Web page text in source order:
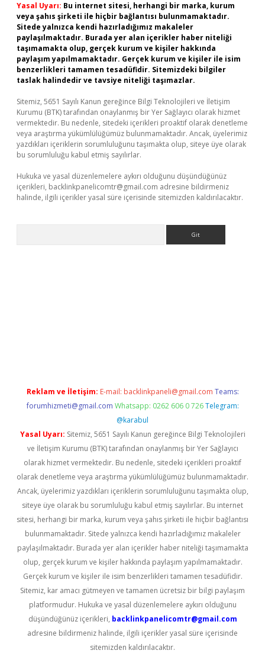
Yasal Uyarı: Bu internet sitesi, herhangi bir marka, kurum
veya şahıs şirketi ile hiçbir bağlantısı bulunmamaktadır.
Sitede yalnızca kendi hazırladığımız makaleler
paylaşılmaktadır. Burada yer alan içerikler haber niteliği
taşımamakta olup, gerçek kurum ve kişiler hakkında
paylaşım yapılmamaktadır. Gerçek kurum ve kişiler ile isim
benzerlikleri tamamen tesadüfidir. Sitemizdeki bilgiler
taslak halindedir ve tavsiye niteliği taşımazlar.
Sitemiz, 5651 Sayılı Kanun gereğince Bilgi Teknolojileri ve İletişim
Kurumu (BTK) tarafından onaylanmış bir Yer Sağlayıcı olarak hizmet
vermektedir. Bu nedenle, sitedeki içerikleri proaktif olarak denetleme
veya araştırma yükümlülüğümüz bulunmamaktadır. Ancak, üyelerimiz
yazdıkları içeriklerin sorumluluğunu taşımakta olup, siteye üye olarak
bu sorumluluğu kabul etmiş sayılırlar.
Hukuka ve yasal düzenlemelere aykırı olduğunu düşündüğünüz
içerikleri, backlinkpanelicomtr@gmail.com adresine bildirmeniz
halinde, ilgili içerikler yasal süre içerisinde sitemizden kaldırılacaktır.
Reklam ve İletişim: E-mail: backlinkpaneli@gmail.com Teams:
forumhizmeti@gmail.com Whatsapp: 0262 606 0 726 Telegram:
@karabul
Yasal Uyarı: Sitemiz, 5651 Sayılı Kanun gereğince Bilgi Teknolojileri
ve İletişim Kurumu (BTK) tarafından onaylanmış bir Yer Sağlayıcı
olarak hizmet vermektedir. Bu nedenle, sitedeki içerikleri proaktif
olarak denetleme veya araştırma yükümlülüğümüz bulunmamaktadır.
Ancak, üyelerimiz yazdıkları içeriklerin sorumluluğunu taşımakta olup,
siteye üye olarak bu sorumluluğu kabul etmiş sayılırlar. Bu internet
sitesi, herhangi bir marka, kurum veya şahıs şirketi ile hiçbir bağlantısı
bulunmamaktadır. Sitede yalnızca kendi hazırladığımız makaleler
paylaşılmaktadır. Burada yer alan içerikler haber niteliği taşımamakta
olup, gerçek kurum ve kişiler hakkında paylaşım yapılmamaktadır.
Gerçek kurum ve kişiler ile isim benzerlikleri tamamen tesadüfidir.
Sitemiz, kar amacı gütmeyen ve tamamen ücretsiz bir bilgi paylaşım
platformudur. Hukuka ve yasal düzenlemelere aykırı olduğunu
düşündüğünüz içerikleri, backlinkpanelicomtr@gmail.com
adresine bildirmeniz halinde, ilgili içerikler yasal süre içerisinde
sitemizden kaldırılacaktır.